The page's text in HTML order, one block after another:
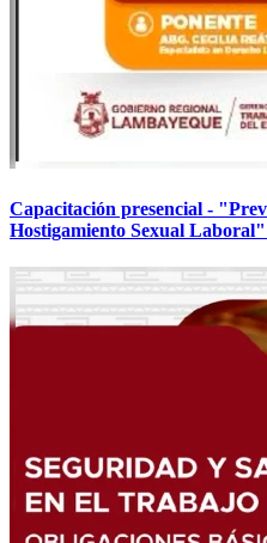
Capacitación presencial -
Hostigamiento Sexual